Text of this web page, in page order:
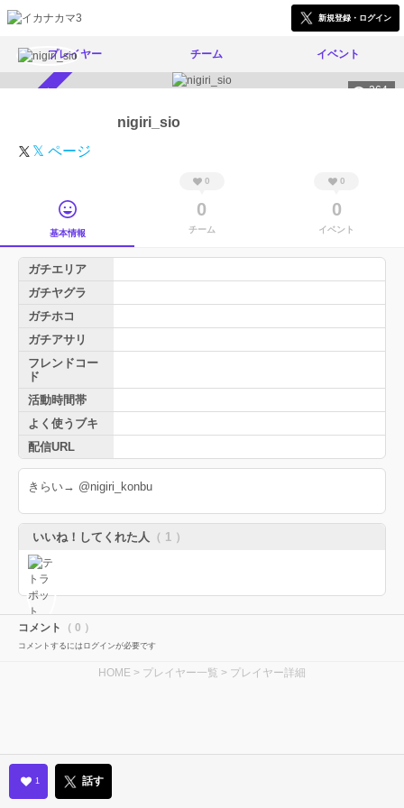
新規登録・ログイン
プレイヤー チーム イベント
264
nigiri_sio
𝕏 ページ
基本情報
0
0
チーム
0
0
イベント
ガチエリア
ガチヤグラ
ガチホコ
ガチアサリ
フレンドコー
ド
活動時間帯
よく使うブキ
配信URL
きらい→ @nigiri_konbu
いいね！してくれた人 （ 1 ）
コメント （ 0 ）
コメントするにはログインが必要です
HOME > プレイヤー一覧 > プレイヤー詳細
1 話す